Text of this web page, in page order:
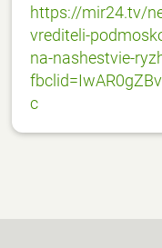
https://mir24.tv/
vrediteli-
na-nashestvie-
c